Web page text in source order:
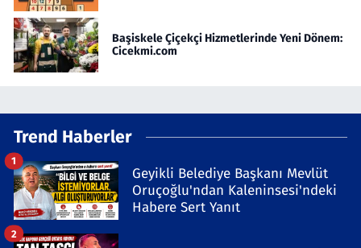
Başiskele Çiçekçi Hizmetlerinde Yeni Dönem:
Cicekmi.com
Trend Haberler
Geyikli Belediye Başkanı Mevlüt
Oruçoğlu'ndan Kaleninsesi'ndeki
Habere Sert Yanıt
1
2